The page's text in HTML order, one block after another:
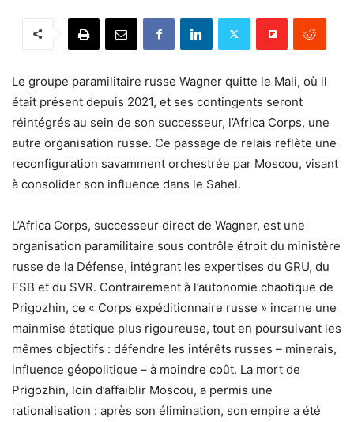
Le groupe paramilitaire russe Wagner quitte le Mali, où il
était présent depuis 2021, et ses contingents seront
réintégrés au sein de son successeur, l’Africa Corps, une
autre organisation russe. Ce passage de relais reflète une
reconfiguration savamment orchestrée par Moscou, visant
à consolider son influence dans le Sahel.
L’Africa Corps, successeur direct de Wagner, est une
organisation paramilitaire sous contrôle étroit du ministère
russe de la Défense, intégrant les expertises du GRU, du
FSB et du SVR. Contrairement à l’autonomie chaotique de
Prigozhin, ce « Corps expéditionnaire russe » incarne une
mainmise étatique plus rigoureuse, tout en poursuivant les
mêmes objectifs : défendre les intérêts russes – minerais,
influence géopolitique – à moindre coût. La mort de
Prigozhin, loin d’affaiblir Moscou, a permis une
rationalisation : après son élimination, son empire a été